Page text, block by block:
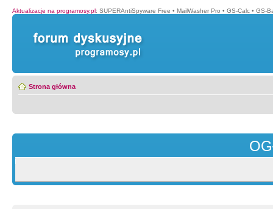
Aktualizacje na programosy.pl: SUPERAntiSpyware Free • MailWasher Pro • GS-Calc • GS-
Strona główna